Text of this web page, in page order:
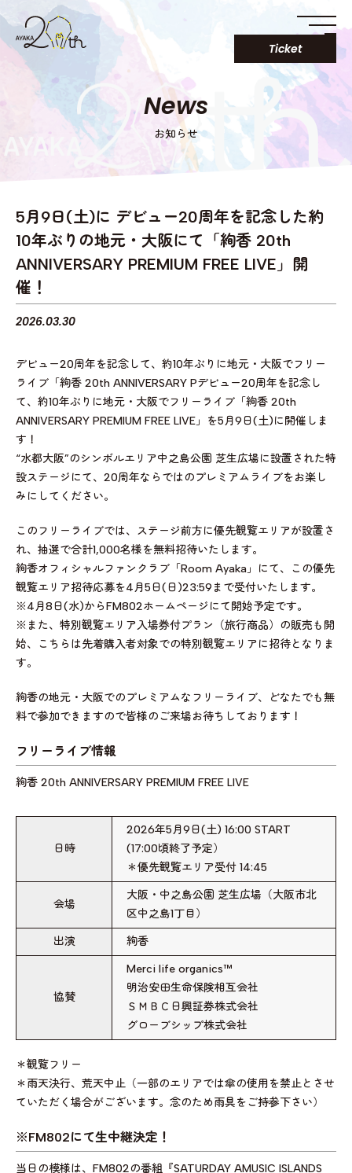
Ticket
News
お知らせ
5月9日(土)に デビュー20周年を記念した約
10年ぶりの地元・大阪にて「絢香 20th
ANNIVERSARY PREMIUM FREE LIVE」開
催！
2026.03.30
デビュー20周年を記念して、約10年ぶりに地元・大阪でフリー
ライブ「絢香 20th ANNIVERSARY Pデビュー20周年を記念し
て、約10年ぶりに地元・大阪でフリーライブ「絢香 20th
ANNIVERSARY PREMIUM FREE LIVE」を5月9日(土)に開催しま
す！
“水都大阪”のシンボルエリア中之島公園 芝生広場に設置された特
設ステージにて、20周年ならではのプレミアムライブをお楽し
みにしてください。
このフリーライブでは、ステージ前方に優先観覧エリアが設置さ
れ、抽選で合計1,000名様を無料招待いたします。
絢香オフィシャルファンクラブ「Room Ayaka」にて、この優先
観覧エリア招待応募を4月5日(日)23:59まで受付いたします。
※4月8日(水)からFM802ホームページにて開始予定です。
※また、特別観覧エリア入場券付プラン（旅行商品）の販売も開
始、こちらは先着購入者対象での特別観覧エリアに招待となりま
す。
絢香の地元・大阪でのプレミアムなフリーライブ、どなたでも無
料で参加できますので皆様のご来場お待ちしております！
フリーライブ情報
絢香 20th ANNIVERSARY PREMIUM FREE LIVE
日時
2026年5月9日(土) 16:00 START
(17:00頃終了予定）
＊優先観覧エリア受付 14:45
会場
大阪・中之島公園 芝生広場（大阪市北
区中之島1丁目）
出演 絢香
協賛
Merci life organics™
明治安田生命保険相互会社
ＳＭＢＣ日興証券株式会社
グローブシップ株式会社
＊観覧フリー
＊雨天決行、荒天中止（一部のエリアでは傘の使用を禁止とさせ
ていただく場合がございます。念のため雨具をご持参下さい）
※FM802にて生中継決定！
当日の模様は、FM802の番組『SATURDAY AMUSIC ISLANDS